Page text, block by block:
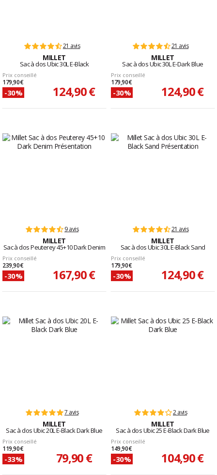
21 avis
MILLET
Sac à dos Ubic 30L E-Black
Prix conseillé
179,90 €
-30% 124,90 €
21 avis
MILLET
Sac à dos Ubic 30L E-Dark Blue
Prix conseillé
179,90 €
-30% 124,90 €
9 avis
MILLET
Sac à dos Peuterey 45+10 Dark Denim
Prix conseillé
239,90 €
-30% 167,90 €
21 avis
MILLET
Sac à dos Ubic 30L E-Black Sand
Prix conseillé
179,90 €
-30% 124,90 €
7 avis
MILLET
Sac à dos Ubic 20L E-Black Dark Blue
Prix conseillé
119,90 €
-33% 79,90 €
2 avis
MILLET
Sac à dos Ubic 25 E-Black Dark Blue
Prix conseillé
149,90 €
-30% 104,90 €